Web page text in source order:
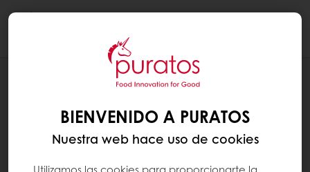
REYES 2023BIENVENIDO A PURATOS
Nuestra web hace uso de cookies